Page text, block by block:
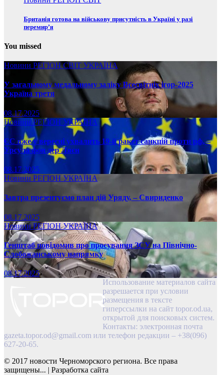
Британія готова на військову присутність в Україні у разі
перемир’я
You missed
Новини РЕГІОНСВІТ УКРАЇНА
У загальному медальному заліку Всесвітніх ігор-2025
Україна третя
08.17.2025
НовиниРЕГІОН УКРАЇНА
ЄС вже у вересні ухвалить 19-й ракет санкцій проти рф, –
Урсула фон дер Ляєн
08.17.2025
Новини РЕГІОН УКРАЇНА
Завтра презентуємо план дій Уряду, – Свириденко
08.17.2025
НовиниРЕГІОНУКРАЇНА
Генштаб повідомив про просування ЗСУ на Північно-
Слобожанському напрямку
08.17.2025
Использование материалов сайта
разрешается при условии
размещения в тексте
гиперссылки на сайт topor.od.ua,
открытой для поисковых систем.
Контакты: электронная почта
gazeta.topor.od@gmail.com или телефон редакции – +38(096)
627-20-65.
© 2017 новости Черноморского региона. Все права
защищены... | Разработка сайта